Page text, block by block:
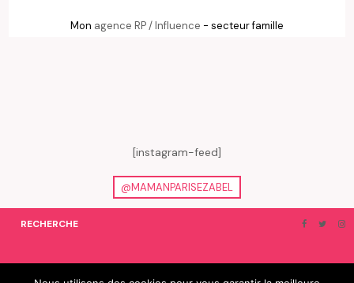
Mon agence RP / Influence - secteur famille
[instagram-feed]
@MAMANPARISEZABEL
RECHERCHE
ON EN PARLE… BLOGROLL